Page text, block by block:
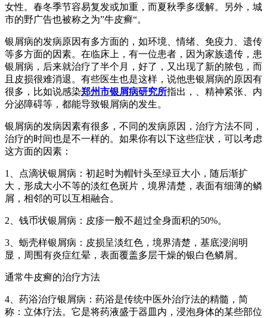
女性。春冬季节容易复发或加重，而夏秋季多缓解。另外，城
市的野广告也被称之为”牛皮癣“。
银屑病的发病原因有多方面的，如环境、情绪、免疫力、遗传
等多方面的因素。在临床上，有一位患者，因为家族遗传，患
银屑病，后来就治疗了半个月，好了，又出现了新的脓包，而
且皮损很难消退。有些医生也是这样，说他患银屑病的原因有
很多，比如说感染郑州市银屑病研究所指出，、精神紧张、内
分泌障碍等，都能导致银屑病的发生。
银屑病的发病因素有很多，不同的发病原因，治疗方法不同，
治疗的时间也是不一样的。如果你有以下这些症状，可以考虑
这方面的因素：
1、点滴状银屑病：初起时为帽针头至绿豆大小，随后渐扩
大，形成大小不等的淡红色斑片，境界清楚，表面有细薄的鳞
屑，相邻的可以互相融合。
2、钱币状银屑病：皮疹一般不超过全身面积的50%。
3、蛎壳样银屑病：皮损呈淡红色，境界清楚，基底浸润明
显，周围有炎症红晕，表面覆盖多层干燥的银白色鳞屑。
通常牛皮癣的治疗方法
4、药浴治疗银屑病：药浴是传统中医外治疗法的精髓，简
称：立体疗法。它是将药液盛于器皿内，浸泡身体的某些部位